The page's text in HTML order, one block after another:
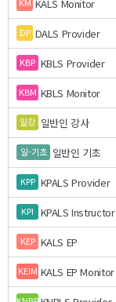
KM KALS Monitor
DP DALS Provider
KBP KBLS Provider
KBM KBLS Monitor
일강 일반인 강사
일-기초 일반인 기초
KPP KPALS Provider
KPI KPALS Instructor
KEP KALS EP
KEIM KALS EP Monitor